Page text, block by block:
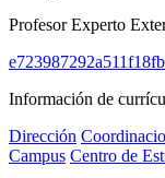
Profesor Experto
Información de
Dirección
Campus Centro de